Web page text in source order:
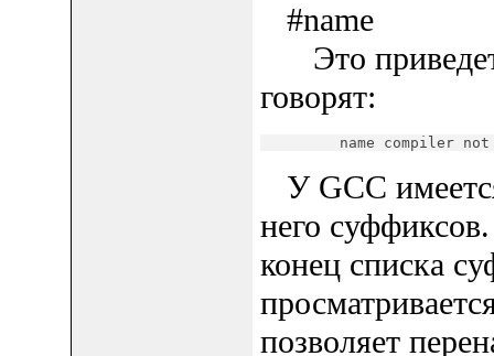
#name
Это
говорят:
name compiler
У GCC
него
конец списка
позволяет